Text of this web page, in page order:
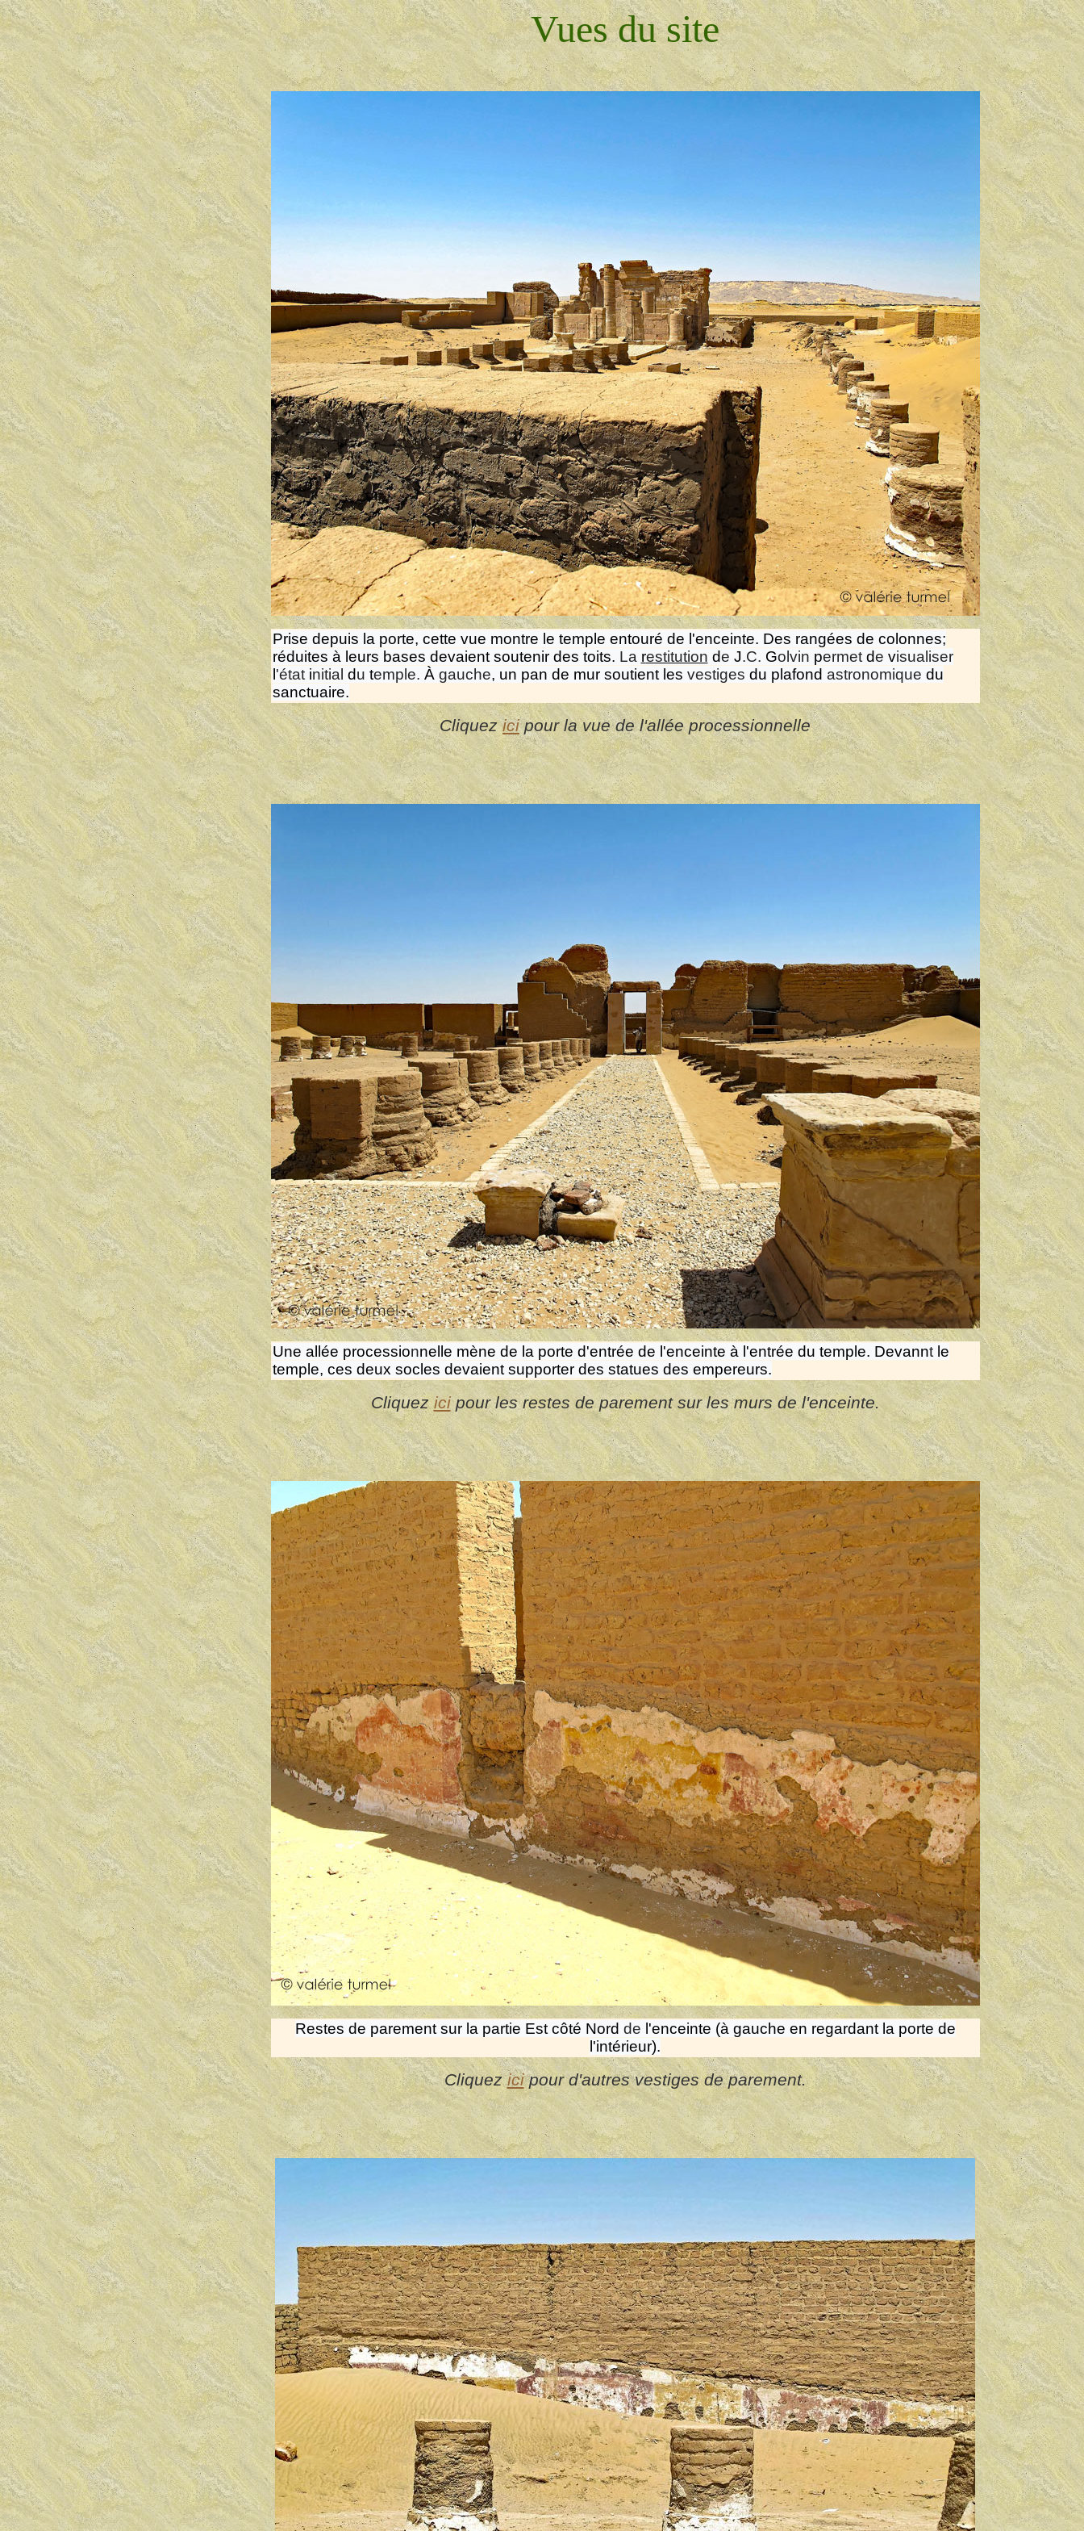
Vues du site
Prise depuis la porte, cette vue montre le temple entouré de l'enceinte. Des rangées de colonnes;
réduites à leurs bases devaient soutenir des toits. La restitution de J.C. Golvin permet de visualiser
'état initial du temple. À gauche, un pan de mur soutient les vestiges du plafond astronomique du
sanctuaire.
Cliquezicipour la vue de l'allée processionnelle
Une allée processionnelle mène de la porte d'entrée de l'enceinte à l'entrée du temple. Devannt le
temple, ces deux socles devaient supporter des statues des empereurs.
Cliquezicipour les restes de parement sur les murs de l'enceinte.
Restes de parement sur la partie Est côté Nord de l'enceinte (à gauche en regardant la porte de
l'intérieur).
Cliquezicipour d'autres vestiges de parement.